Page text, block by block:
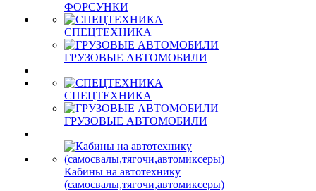
ФОРСУНКИ
СПЕЦТЕХНИКА
ГРУЗОВЫЕ АВТОМОБИЛИ
СПЕЦТЕХНИКА
ГРУЗОВЫЕ АВТОМОБИЛИ
Кабины на автотехнику
(самосвалы,тягочи,автомиксеры)